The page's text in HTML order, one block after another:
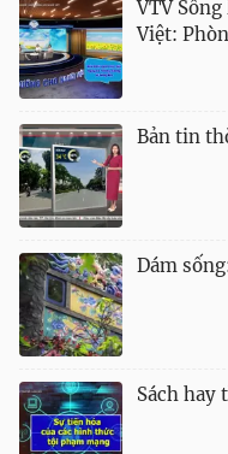
VTV
Việt:
Bản tin
Dám
Sách hay